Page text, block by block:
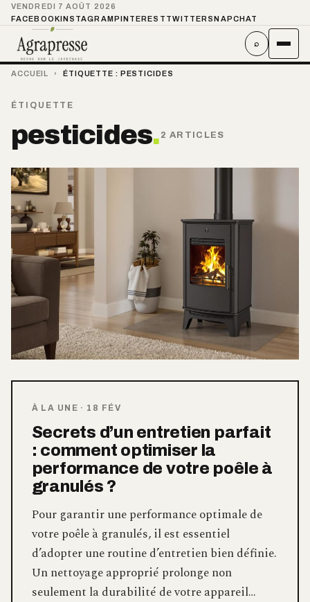
VENDREDI 7 AOÛT 2026
FACEBOOKINSTAGRAMPINTEREST TWITTER SNAPCHAT
⌕
ACCUEIL › ÉTIQUETTE : PESTICIDES
ÉTIQUETTE
pesticides. 2 ARTICLES
À LA UNE · 18 FÉV
Secrets d’un entretien parfait
: comment optimiser la
performance de votre poêle à
granulés ?
Pour garantir une performance optimale de
votre poêle à granulés, il est essentiel
d’adopter une routine d’entretien bien définie.
Un nettoyage approprié prolonge non
seulement la durabilité de votre appareil…